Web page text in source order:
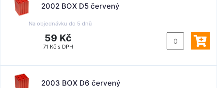
2002 BOX D5 červený
Na objednávku do 5 dnů
59 Kč
71 Kč s DPH
2003 BOX D6 červený